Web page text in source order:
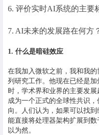
6. 评价实时AI系统的主要
7. AI未来的发展路在何方
1. 什么是暗硅效应
在我加入微软之前，我和我的
列研究工作。他现在已经是
时，学术界和业界的主要发
成为一个正式的全球性共识
向。人们认为，如果可以找
能直接将处理器架构扩展到
以为然。